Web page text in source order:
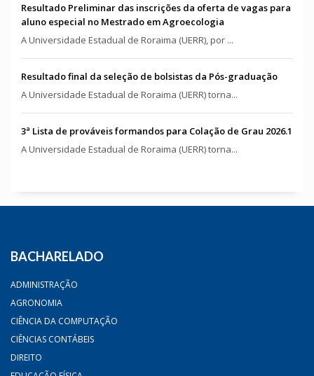
Resultado Preliminar das inscrições da oferta de vagas para
aluno especial no Mestrado em Agroecologia
A Universidade Estadual de Roraima (UERR), por ...
Resultado final da seleção de bolsistas da Pós-graduação
A Universidade Estadual de Roraima (UERR) torna...
3ª Lista de prováveis formandos para Colação de Grau 2026.1
A Universidade Estadual de Roraima (UERR) torna...
BACHARELADO
ADMINISTRAÇÃO
AGRONOMIA
CIÊNCIA DA COMPUTAÇÃO
CIÊNCIAS CONTÁBEIS
DIREITO